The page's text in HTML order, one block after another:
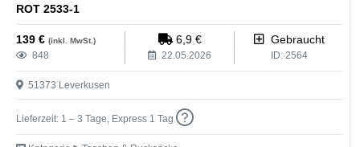
ROT 2533-1
139 € (inkl. MwSt.) 6,9€ Gebraucht
848 22.05.2026 ID: 2564
51373 Leverkusen
Lieferzeit: 1 – 3 Tage, Express 1 Tag